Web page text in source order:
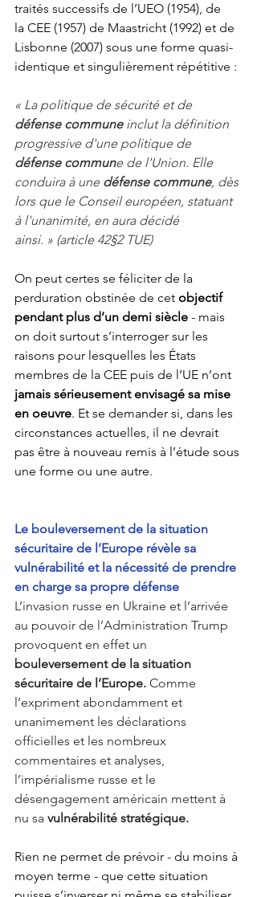
traités successifs de l’UEO (1954), de
la CEE (1957) de Maastricht (1992) et de
Lisbonne (2007) sous une forme quasi-
identique et singulièrement répétitive :
« La politique de sécurité et de
défense commune inclut la définition
progressive d'une politique de
défense commune de l'Union. Elle
conduira à une défense commune, dès
lors que le Conseil européen, statuant
à l'unanimité, en aura décidé
ainsi. » (article 42§2 TUE)
On peut certes se féliciter de la
perduration obstinée de cet objectif
pendant plus d’un demi siècle - mais
on doit surtout s’interroger sur les
raisons pour lesquelles les États
membres de la CEE puis de l’UE n’ont
jamais sérieusement envisagé sa mise
en oeuvre. Et se demander si, dans les
circonstances actuelles, il ne devrait
pas être à nouveau remis à l’étude sous
une forme ou une autre.
Le bouleversement de la situation
sécuritaire de l’Europe révèle sa
vulnérabilité et la nécessité de prendre
en charge sa propre défense
L’invasion russe en Ukraine et l’arrivée
au pouvoir de l’Administration Trump
provoquent en effet un
bouleversement de la situation
sécuritaire de l’Europe. Comme
l’expriment abondamment et
unanimement les déclarations
officielles et les nombreux
commentaires et analyses,
l’impérialisme russe et le
désengagement américain mettent à
nu sa vulnérabilité stratégique.
Rien ne permet de prévoir - du moins à
moyen terme - que cette situation